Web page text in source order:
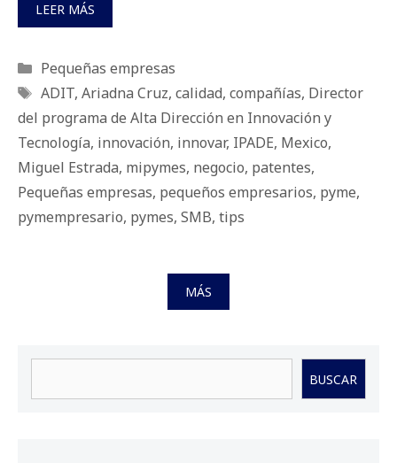
LEER MÁS
Categorías
Pequeñas empresas
Etiquetas
ADIT, Ariadna Cruz, calidad, compañías, Director
del programa de Alta Dirección en Innovación y
Tecnología, innovación, innovar, IPADE, Mexico,
Miguel Estrada, mipymes, negocio, patentes,
Pequeñas empresas, pequeños empresarios, pyme,
pymempresario, pymes, SMB, tips
MÁS
BUSCAR